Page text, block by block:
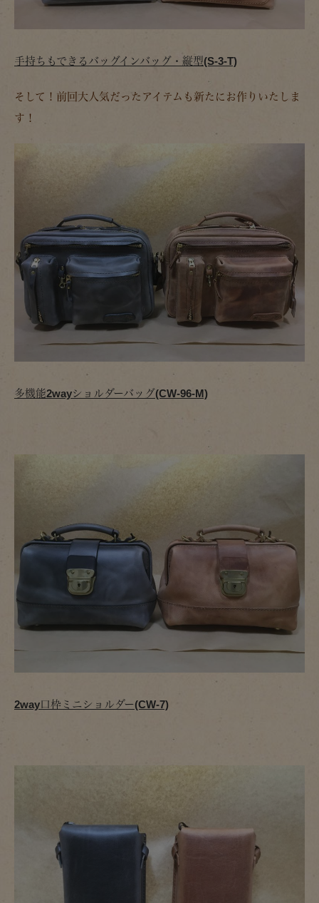
手持ちもできるバッグインバッグ・縦型(S-3-T)
そして！前回大人気だったアイテムも新たにお作りいたしま
す！
多機能2wayショルダーバッグ(CW-96-M)
2way口枠ミニショルダー(CW-7)